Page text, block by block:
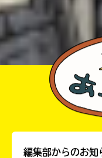
きこんでいたり
編集部からのお知